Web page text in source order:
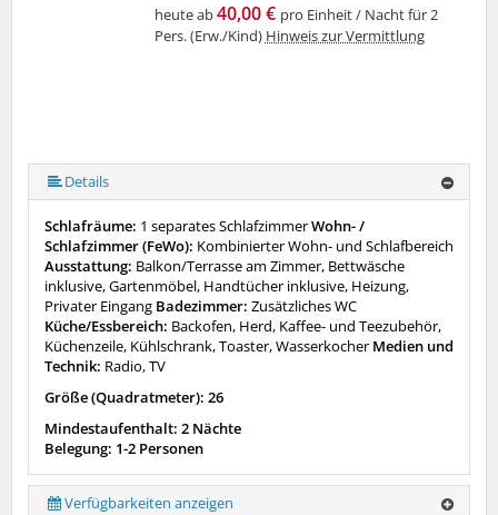
heute ab40,00 € pro Einheit / Nacht für 2
Pers. (Erw./Kind) Hinweis zur Vermittlung
Details
Schlafräume: 1 separates SchlafzimmerWohn- /
Schlafzimmer (FeWo): Kombinierter Wohn- und Schlafbereich
Ausstattung: Balkon/Terrasse am Zimmer, Bettwäsche
inklusive, Gartenmöbel, Handtücher inklusive, Heizung,
Privater Eingang Badezimmer: Zusätzliches WC
Küche/Essbereich: Backofen, Herd, Kaffee- und Teezubehör,
Küchenzeile, Kühlschrank, Toaster, Wasserkocher Medien und
Technik: Radio, TV
Größe (Quadratmeter): 26
Mindestaufenthalt: 2 Nächte
Belegung: 1-2 Personen
Verfügbarkeiten anzeigen